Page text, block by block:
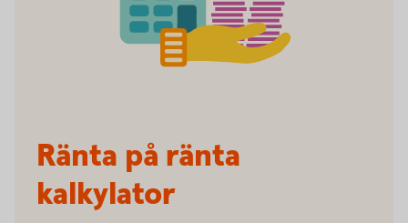
Ränta på ränta
kalkylator